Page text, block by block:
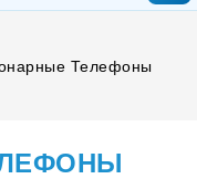
Телефоны